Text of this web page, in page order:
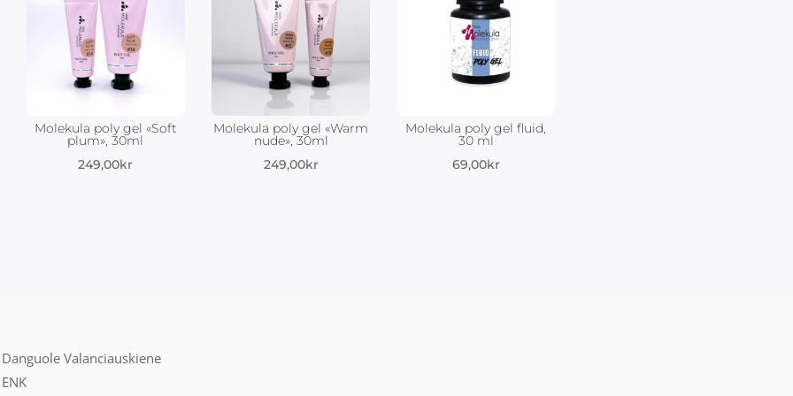
Molekula poly gel «Soft
plum», 30ml
249,00kr
Molekula poly gel «Warm
nude», 30ml
249,00kr
Molekula poly gel fluid,
30 ml
69,00kr
Danguole Valanciauskiene
ENK